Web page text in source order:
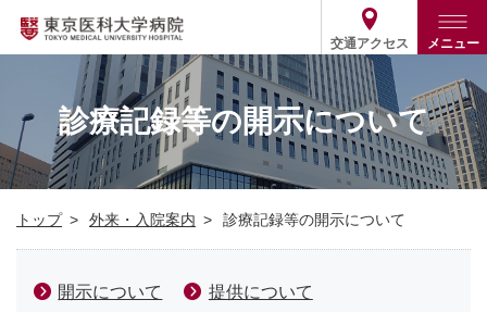
交通アクセス メニュー
トップ
外来・入院案内
外来
入院
患者支援・相談窓口
診療部門案内
診療部門案内一覧
医師・歯科医師等情報検索
病院案内
基本情報
役割・取り組み
医療関係の方
採用関連 ENGLISH 简体中文
診療記録等の開示について
トップ 外来・入院案内 診療記録等の開示について
開示について 提供について